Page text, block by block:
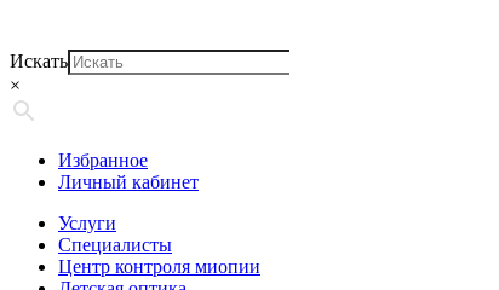
Искать
×
Избранное
Личный кабинет
Услуги
Специалисты
Центр контроля миопии